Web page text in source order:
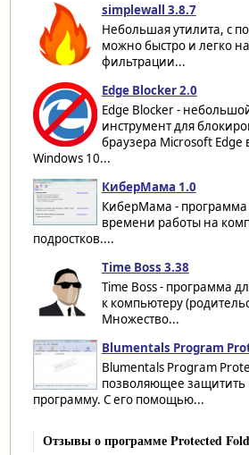
simplewall 3.8.7
Небольшая утилита, с
можно быстро и легко
фильтрации...
Edge Blocker 2.0
Edge Blocker -
инструмент для
браузера Microsoft Edge
Windows 10...
КиберМама 1.0
КиберМама -
времени работы на
подростков....
Time Boss 3.38
Time Boss - программа
к компьютеру
Множество...
Blumentals Program
Blumentals Program
позволяющее
программу. С его помощью...
Отзывы о программе Protected